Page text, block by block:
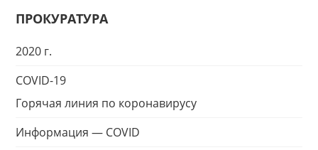
ПРОКУРАТУРА
2020 г.
COVID-19
Горячая линия по коронавирусу
Информация — COVID